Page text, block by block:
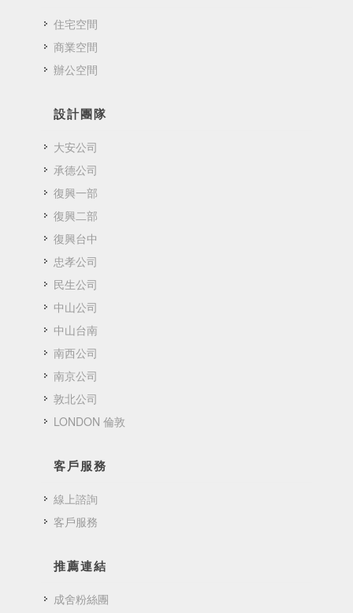
住宅空間
商業空間
辦公空間
設計團隊
大安公司
承德公司
復興一部
復興二部
復興台中
忠孝公司
民生公司
中山公司
中山台南
南西公司
南京公司
敦北公司
LONDON 倫敦
客戶服務
線上諮詢
客戶服務
推薦連結
成舍粉絲團